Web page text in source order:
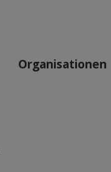
Organisationen